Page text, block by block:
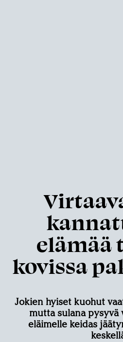
elämää
kovissa
Jokien hyiset kuohut
mutta sulana pysyvä
eläimelle keidas